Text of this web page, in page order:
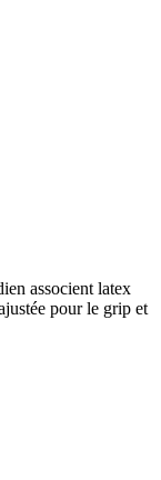
associent latex
pour le grip et